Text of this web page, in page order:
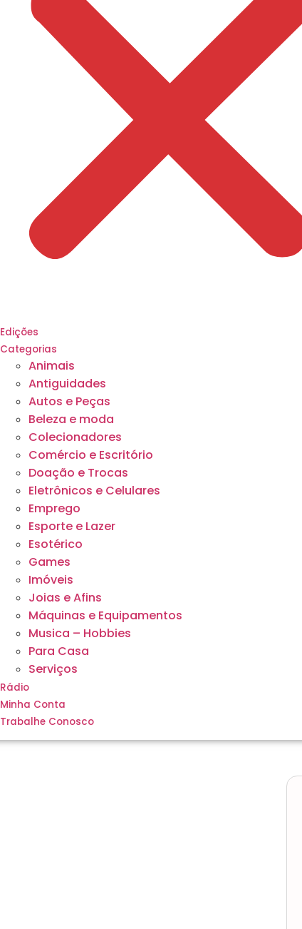
Edições
Categorias
Animais
Antiguidades
Autos e Peças
Beleza e moda
Colecionadores
Comércio e Escritório
Doação e Trocas
Eletrônicos e Celulares
Emprego
Esporte e Lazer
Esotérico
Games
Imóveis
Joias e Afins
Máquinas e Equipamentos
Musica – Hobbies
Para Casa
Serviços
Rádio
Minha Conta
Trabalhe Conosco